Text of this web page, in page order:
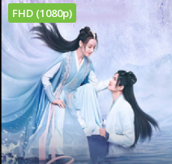
FHD (1080p)